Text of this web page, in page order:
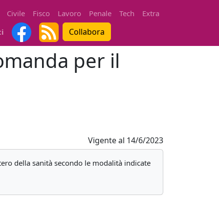
Civile Fisco Lavoro Penale Tech
Extra
Collabora
per il
Vigente al 14/6/2023
della sanità secondo le modalità indicate